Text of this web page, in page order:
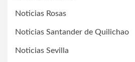
Noticias Rosas
Noticias Santander de Quilichao
Noticias Sevilla